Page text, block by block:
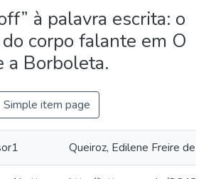
à palavra escrita: o
corpo falante em O
a Borboleta.
Simple item page
Queiroz, Edilene Freire de